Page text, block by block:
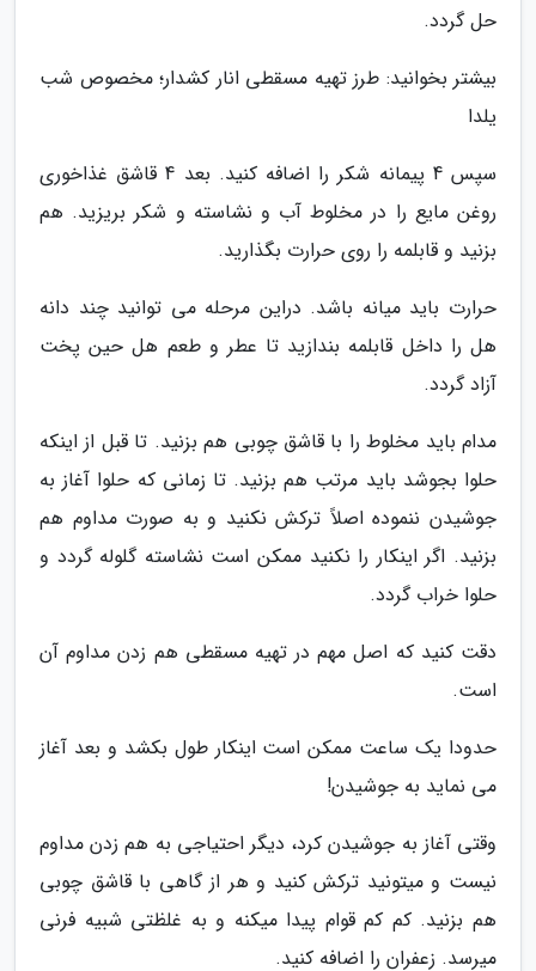
حل گردد.
بیشتر بخوانید: طرز تهیه مسقطی انار کشدار؛ مخصوص شب
یلدا
سپس 4 پیمانه شکر را اضافه کنید. بعد 4 قاشق غذاخوری
روغن مایع را در مخلوط آب و نشاسته و شکر بریزید. هم
بزنید و قابلمه را روی حرارت بگذارید.
حرارت باید میانه باشد. دراین مرحله می توانید چند دانه
هل را داخل قابلمه بندازید تا عطر و طعم هل حین پخت
آزاد گردد.
مدام باید مخلوط را با قاشق چوبی هم بزنید. تا قبل از اینکه
حلوا بجوشد باید مرتب هم بزنید. تا زمانی که حلوا آغاز به
جوشیدن ننموده اصلاً ترکش نکنید و به صورت مداوم هم
بزنید. اگر اینکار را نکنید ممکن است نشاسته گلوله گردد و
حلوا خراب گردد.
دقت کنید که اصل مهم در تهیه مسقطی هم زدن مداوم آن
است.
حدودا یک ساعت ممکن است اینکار طول بکشد و بعد آغاز
می نماید به جوشیدن!
وقتی آغاز به جوشیدن کرد، دیگر احتیاجی به هم زدن مداوم
نیست و میتونید ترکش کنید و هر از گاهی با قاشق چوبی
هم بزنید. کم کم قوام پیدا میکنه و به غلظتی شبیه فرنی
میرسد. زعفران را اضافه کنید.